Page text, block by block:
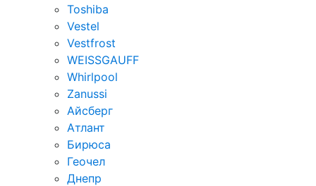
Toshiba
Vestel
Vestfrost
WEISSGAUFF
Whirlpool
Zanussi
Айсберг
Атлант
Бирюса
Геочел
Днепр